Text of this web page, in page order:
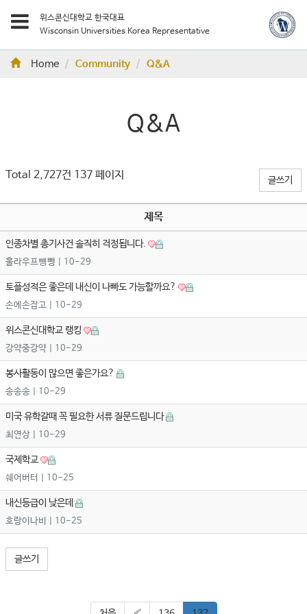
위스콘신대학교 한국대표
Wisconsin Universities Korea Representative
Home Community Q&A
Q&A
Total 2,727건 137 페이지 글쓰기
제목
인종차별 총기사건 솔직히 걱정됩니다.
훌라우프뻉뺑 | 10-29
토플성적은 좋은데 내신이 나빠도 가능할까요?
손에손잡고 | 10-29
위스콘신대학교 랭킹
강약중강약 | 10-29
봉사활동이 많으면 좋은가요?
송송송 | 10-29
미국 유학갈때 꼭 필요한 서류 질문드립니다
최연상 | 10-29
국제학교
쉐어버터 | 10-25
내신등급이 낮은데
호랑이나비 | 10-25
글쓰기